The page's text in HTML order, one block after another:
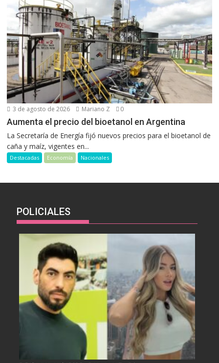
3 de agosto de 2026 Mariano Z 0
Aumenta el precio del bioetanol en Argentina
La Secretaría de Energía fijó nuevos precios para el bioetanol de
caña y maíz, vigentes en...
Destacadas Economía Nacionales
POLICIALES